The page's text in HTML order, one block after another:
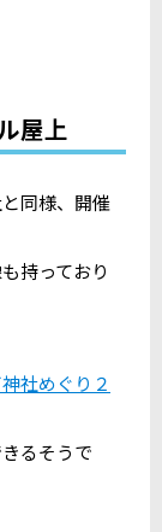
屋上
同様、開催
持っており
社めぐり２
るそうで